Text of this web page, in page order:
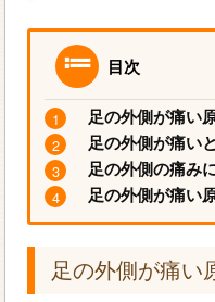
目次
足の外側が痛い
足の外側が痛い
足の外側の痛み
足の外側が痛い
足の外側が痛い